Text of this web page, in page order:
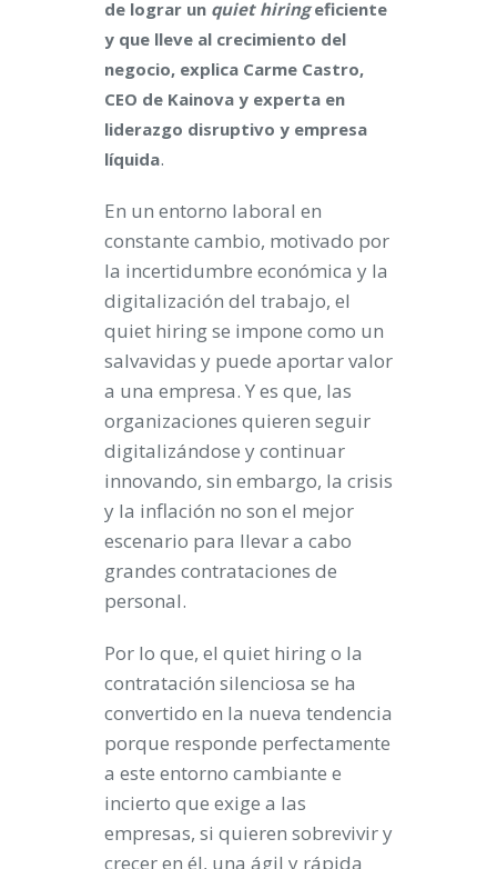
de lograr un quiet hiringeficiente
y que lleve al crecimiento del
negocio, explica Carme Castro,
CEO de Kainova y experta en
liderazgo disruptivo y empresa
líquida.
En un entorno laboral en
constante cambio, motivado por
la incertidumbre económica y la
digitalización del trabajo, el
quiet hiring se impone como un
salvavidas y puede aportar valor
a una empresa. Y es que, las
organizaciones quieren seguir
digitalizándose y continuar
innovando, sin embargo, la crisis
y la inflación no son el mejor
escenario para llevar a cabo
grandes contrataciones de
personal.
Por lo que, el quiet hiring o la
contratación silenciosa se ha
convertido en la nueva tendencia
porque responde perfectamente
a este entorno cambiante e
incierto que exige a las
empresas, si quieren sobrevivir y
crecer en él, una ágil y rápida